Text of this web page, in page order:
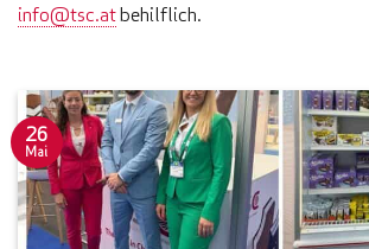
info@tsc.atbehilflich.
26
Mai